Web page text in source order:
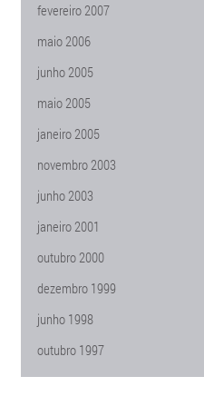
fevereiro 2007
maio 2006
junho 2005
maio 2005
janeiro 2005
novembro 2003
junho 2003
janeiro 2001
outubro 2000
dezembro 1999
junho 1998
outubro 1997